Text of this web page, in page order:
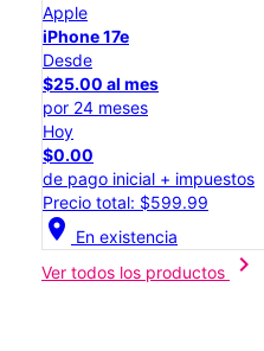
Apple
iPhone 17e
Desde
$25.00 al mes
por 24 meses
Hoy
$0.00
de pago inicial + impuestos
Precio total: $599.99
location_on En existencia
Ver todos los productos
chevron_right